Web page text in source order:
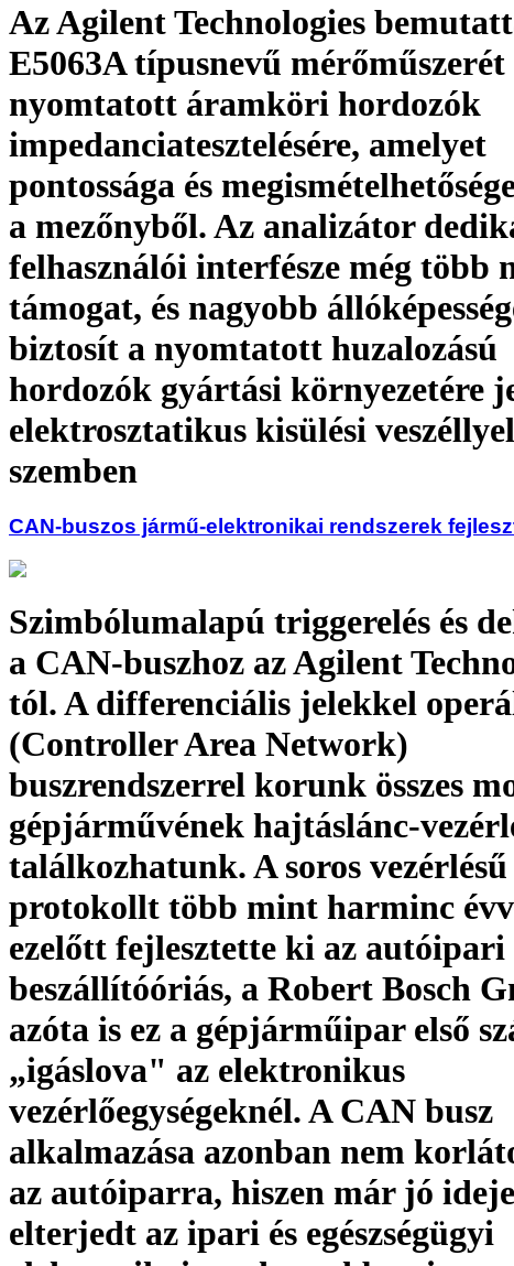
Az Agilent Technologies
E5063A típusnevű mérőműszerét
nyomtatott áramköri hordozók
impedanciatesztelésére, amelyet
pontossága és
a mezőnyből. Az analizátor
felhasználói interfésze még több
támogat, és nagyobb
biztosít a nyomtatott huzalozású
hordozók gyártási környezetére
elektrosztatikus kisülési veszéllyel
szemben
CAN-buszos jármű-elektronikai rendszerek
Szimbólumalapú triggerelés és
a CAN-buszhoz az Agilent
tól. A differenciális jelekkel
(Controller Area Network)
buszrendszerrel korunk összes
gépjárművének hajtáslánc-
találkozhatunk. A soros
protokollt több mint harminc
ezelőtt fejlesztette ki az autóipari
beszállítóóriás, a Robert Bosch
azóta is ez a gépjárműipar első
„igáslova" az elektronikus
vezérlőegységeknél. A CAN busz
alkalmazása azonban nem
az autóiparra, hiszen már jó ideje
elterjedt az ipari és egészségügyi